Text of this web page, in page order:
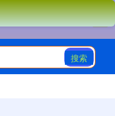
搜索